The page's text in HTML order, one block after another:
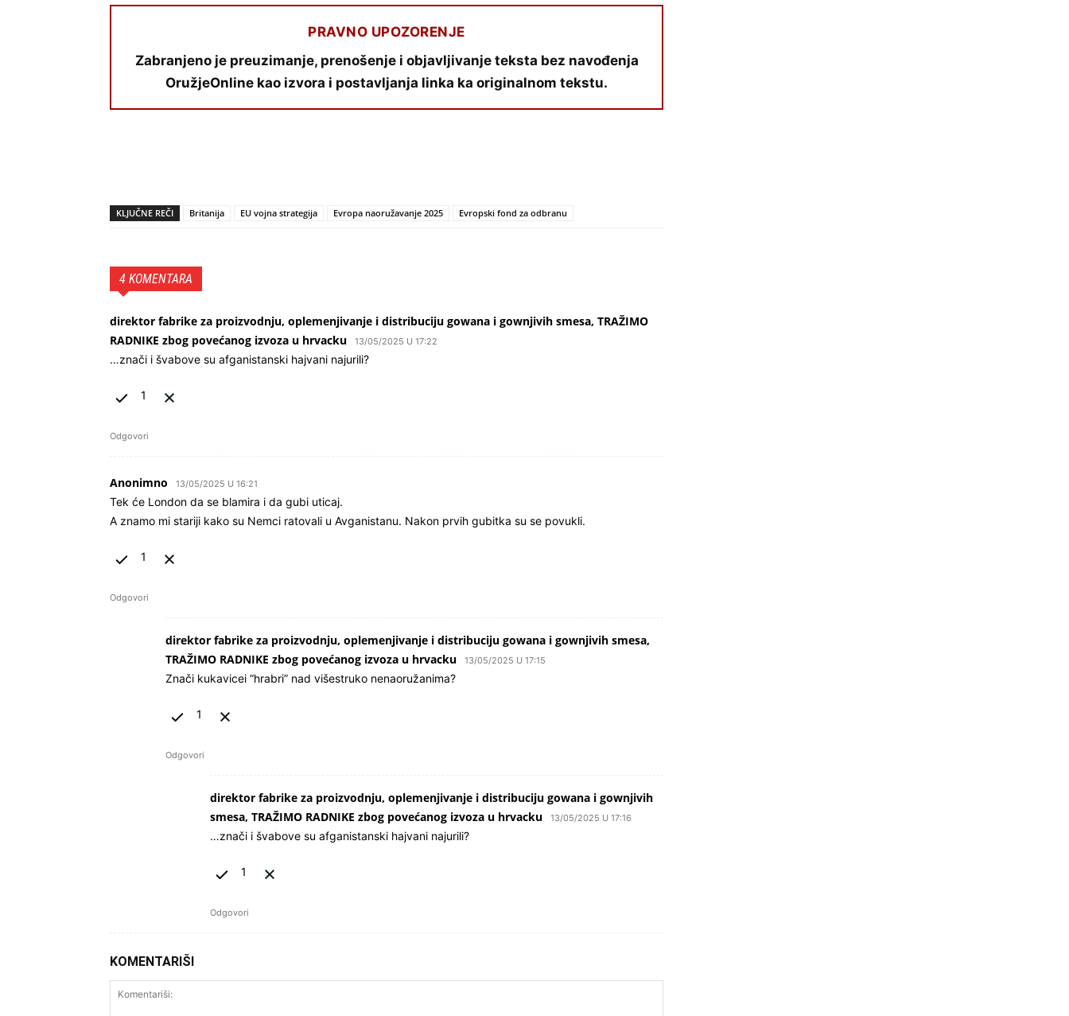
PRAVNO UPOZORENJE
Zabranjeno je preuzimanje, prenošenje i objavljivanje teksta bez navođenja
OružjeOnline kao izvora i postavljanja linka ka originalnom tekstu.
KLJUČNE REČI Britanija EU vojna strategija Evropa naoružavanje 2025 Evropski fond za odbranu
4 KOMENTARA
direktor fabrike za proizvodnju, oplemenjivanje i distribuciju gowana i gownjivih smesa, TRAŽIMO
RADNIKE zbog povećanog izvoza u hrvacku
13/05/2025 U 17:22
…znači i švabove su afganistanski hajvani najurili?
1
Odgovori
Anonimno 13/05/2025 U 16:21
Tek će London da se blamira i da gubi uticaj.
A znamo mi stariji kako su Nemci ratovali u Avganistanu. Nakon prvih gubitka su se povukli.
1
Odgovori
direktor fabrike za proizvodnju, oplemenjivanje i distribuciju gowana i gownjivih smesa,
TRAŽIMO RADNIKE zbog povećanog izvoza u hrvacku
13/05/2025 U 17:15
Znači kukavicei “hrabri” nad višestruko nenaoružanima?
1
Odgovori
direktor fabrike za proizvodnju, oplemenjivanje i distribuciju gowana i gownjivih
smesa, TRAŽIMO RADNIKE zbog povećanog izvoza u hrvacku
13/05/2025 U 17:16
…znači i švabove su afganistanski hajvani najurili?
1
Odgovori
KOMENTARIŠI